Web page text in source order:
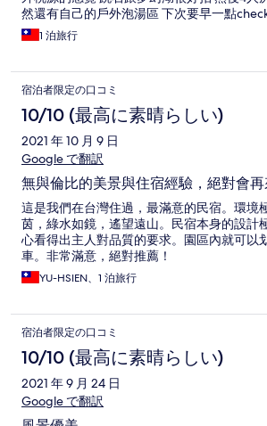
然還有自己的戶外泡湯區 下次要早一點
1 泊旅行
宿泊者限定の口コミ
10/10 (最高に素晴らしい)
2021 年 10 月 9 日
Google で翻訳
無與倫比的美景與住宿經驗，絕對會再
這是我們在台灣住過，最滿意的民宿。環境
茵，綠水如鏡，遙望遠山。民宿本身的設計
心看得出主人對品質的要求。園區內就可以
車。非常滿意，絕對推薦！
YU-HSIEN、1 泊旅行
宿泊者限定の口コミ
10/10 (最高に素晴らしい)
2021 年 9 月 24 日
Google で翻訳